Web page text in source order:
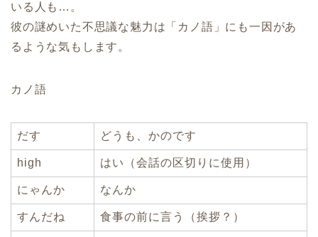
いる人も…。
彼の謎めいた不思議な魅力は「カノ語」にも一因があ
るような気もします。
カノ語
だす どうも、かのです
high はい（会話の区切りに使用）
にゃんか なんか
すんだね 食事の前に言う（挨拶？）